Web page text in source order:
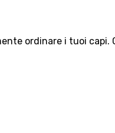
ordinare i tuoi